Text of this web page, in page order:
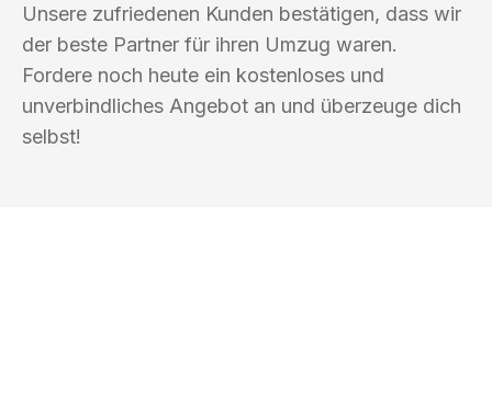
Unsere zufriedenen Kunden bestätigen, dass wir
der beste Partner für ihren Umzug waren.
Fordere noch heute ein kostenloses und
unverbindliches Angebot an und überzeuge dich
selbst!